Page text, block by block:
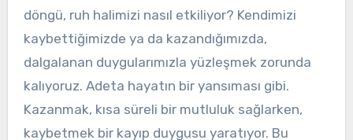
döngü, ruh halimizi nasıl etkiliyor? Kendimizi
kaybettiğimizde ya da kazandığımızda,
dalgalanan duygularımızla yüzleşmek zorunda
kalıyoruz. Adeta hayatın bir yansıması gibi.
Kazanmak, kısa süreli bir mutluluk sağlarken,
kaybetmek bir kayıp duygusu yaratıyor. Bu